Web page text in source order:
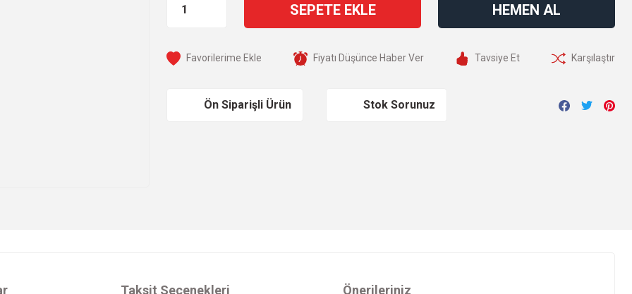
SEPETE EKLE HEMEN AL
Fiyatı Düşünce Haber Ver Tavsiye Et Karşılaştır
Ön Siparişli Ürün Stok Sorunuz
Taksit Seçenekleri Önerileriniz